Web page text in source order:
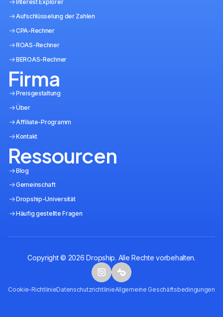
Interest Explorer
Aufschlüsselung der Zahlen
CPA-Rechner
ROAS-Rechner
BEROAS-Rechner
Firma
Preisgestaltung
Über
Affiliate-Programm
Kontakt
Ressourcen
Blog
Gemeinschaft
Dropship-Universität
Häufig gestellte Fragen
Copyright © 2026 Dropship. Alle Rechte vorbehalten.
Cookie-RichtlinieDatenschutzrichtlinieAllgemeine Geschäftsbedingungen